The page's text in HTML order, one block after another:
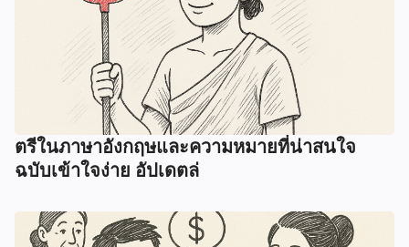
ตรีในภาษาอังกฤษและความหมายที่น่าสนใจ
ฉบับเข้าใจง่าย อัปเดตล่